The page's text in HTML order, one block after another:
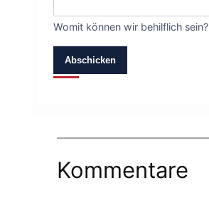
Womit können wir behilflich sein?
Abschicken
Kommentare